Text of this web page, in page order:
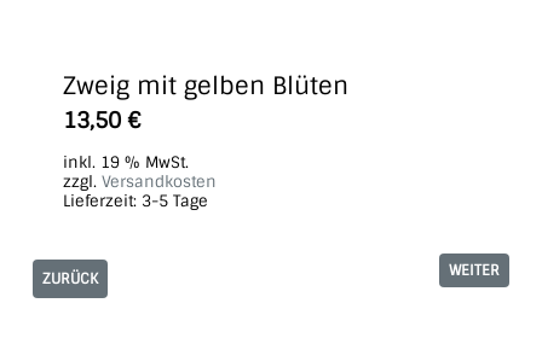
Zweig mit gelben Blüten
13,50 €
inkl. 19 % MwSt.
zzgl. Versandkosten
Lieferzeit: 3-5 Tage
ZURÜCK WEITER